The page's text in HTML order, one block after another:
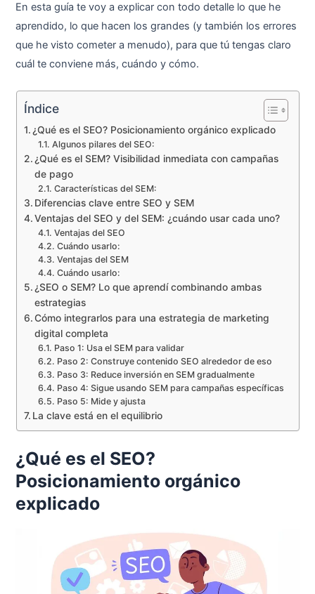
En esta guía te voy a explicar con todo detalle lo que he
aprendido, lo que hacen los grandes (y también los errores
que he visto cometer a menudo), para que tú tengas claro
cuál te conviene más, cuándo y cómo.
Índice
¿Qué es el SEO? Posicionamiento orgánico explicado
Algunos pilares del SEO:
¿Qué es el SEM? Visibilidad inmediata con campañas
de pago
Características del SEM:
Diferencias clave entre SEO y SEM
Ventajas del SEO y del SEM: ¿cuándo usar cada uno?
Ventajas del SEO
Cuándo usarlo:
Ventajas del SEM
Cuándo usarlo:
¿SEO o SEM? Lo que aprendí combinando ambas
estrategias
Cómo integrarlos para una estrategia de marketing
digital completa
Paso 1: Usa el SEM para validar
Paso 2: Construye contenido SEO alrededor de eso
Paso 3: Reduce inversión en SEM gradualmente
Paso 4: Sigue usando SEM para campañas específicas
Paso 5: Mide y ajusta
La clave está en el equilibrio
¿Qué es el SEO?
Posicionamiento orgánico
explicado